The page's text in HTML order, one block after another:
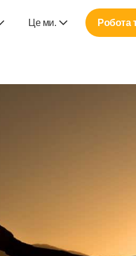
Це ми. Робота